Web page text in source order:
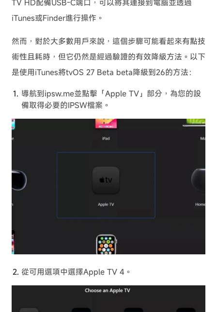
TV HD配備USB-C端口，可以將其連接到電腦並透過
iTunes或Finder進行操作。
然而，對於大多數用戶來說，這個步驟可能看起來有點技
術性且耗時，但它仍然是經過驗證的有效降級方法。以下
是使用iTunes將tvOS 27 Beta beta降級到26的方法：
導航到ipsw.me並點擊「Apple TV」部分，為您的設
備取得必要的IPSW檔案。
從可用選項中選擇Apple TV 4。